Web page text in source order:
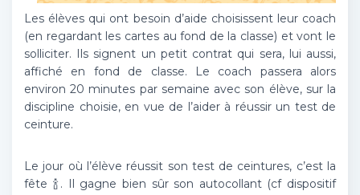
Les élèves qui ont besoin d’aide choisissent leur coach
(en regardant les cartes au fond de la classe) et vont le
solliciter. Ils signent un petit contrat qui sera, lui aussi,
affiché en fond de classe. Le coach passera alors
environ 20 minutes par semaine avec son élève, sur la
discipline choisie, en vue de l’aider à réussir un test de
ceinture.
Le jour où l’élève réussit son test de ceintures, c’est la
fête 🍾. Il gagne bien sûr son autocollant (cf dispositif